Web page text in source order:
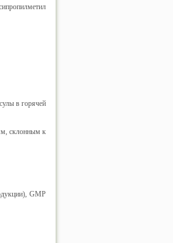
в горячей
склонным к
GMP